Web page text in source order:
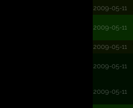
2009-05-11
2009-05-11
2009-05-11
2009-05-11
2009-05-11